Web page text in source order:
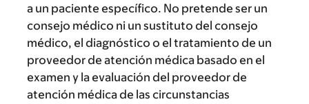
a un paciente específico. No pretende ser un
consejo médico ni un sustituto del consejo
médico, el diagnóstico o el tratamiento de un
proveedor de atención médica basado en el
examen y la evaluación del proveedor de
atención médica de las circunstancias